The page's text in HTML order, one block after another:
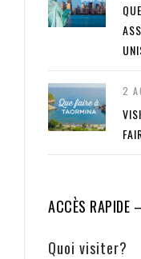
2
ACCÈS RAPIDE
Quoi visiter?